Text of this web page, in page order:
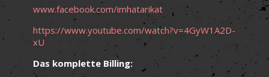
www.facebook.com/imhatarikat
https://www.youtube.com/watch?v=4GyW1A2D-
xU
Das komplette Billing: